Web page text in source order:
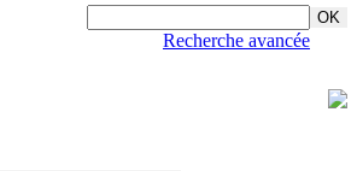
Recherche avancée